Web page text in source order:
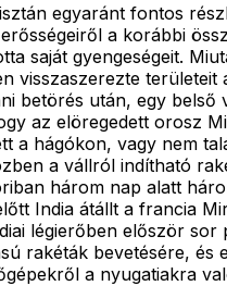
egyaránt fontos
a korábbi
saját gyengeségeit.
visszaszerezte területeit
betörés után, egy belső
az elöregedett orosz
a hágókon, vagy nem
a vállról indítható
három nap alatt
India átállt a francia
légierőben először sor
rakéták bevetésére, és
a nyugatiakra